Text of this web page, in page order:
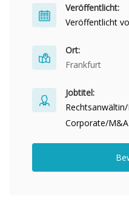
Veröffentlicht:
Veröffentlicht
Ort:
Frankfurt
Jobtitel:
Corporate/M&A